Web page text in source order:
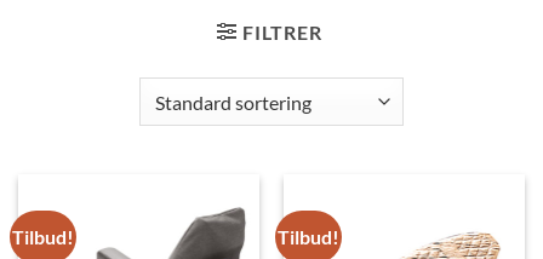
FILTRER
Tilbud! Tilbud!